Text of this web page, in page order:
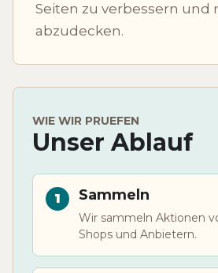
Seiten zu verbessern und
abzudecken.
WIE WIR PRUEFEN
Unser Ablauf
Sammeln
Wir sammeln Aktionen
Shops und Anbietern.